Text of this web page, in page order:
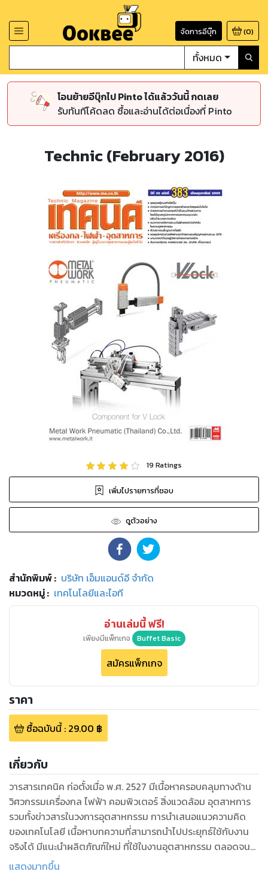
จัดการอีบุ๊ก (0)
ทั้งหมด
โอนย้ายอีบุ๊กไป Pinto ได้แล้ววันนี้ กดเลย
รับทันทีโค้ดลด ซื้อและอ่านได้ต่อเนื่องที่ Pinto
Technic (February 2016)
19Ratings
เพิ่มไปรายการที่ชอบ
ดูตัวอย่าง
สำนักพิมพ์: บริษัท เอ็มแอนด์อี จำกัด
หมวดหมู่: เทคโนโลยีและไอที
อ่านเล่มนี้ ฟรี!
เพียงมีแพ็กเกจ Buffet Basic
สมัครแพ็กเกจ
ราคา
ซื้อฉบับนี้: 29.00 ฿
เกี่ยวกับ
วารสารเทคนิค ก่อตั้งเมื่อ พ.ศ. 2527 มีเนื้อหาครอบคลุมทางด้าน
วิศวกรรมเครื่องกล ไฟฟ้า คอมพิวเตอร์ สิ่งแวดล้อม อุตสาหการ
รวมทั้งข่าวสารในวงการอุตสาหกรรม การนำเสนอแนวความคิด
ของเทคโนโลยี เนื้อหาบทความที่สามารถนำไปประยุกธ์ใช้กับงาน
จริงได้ มีแนะนำผลิตภัณฑ์ใหม่ ที่ใช้ในงานอุตสาหกรรม ตลอดจน
บริการข้อมูลสินค้า และบริการ ทางด้านวิศวกรรม จากผู้ผลิต และผู้
แสดงมากขึ้น